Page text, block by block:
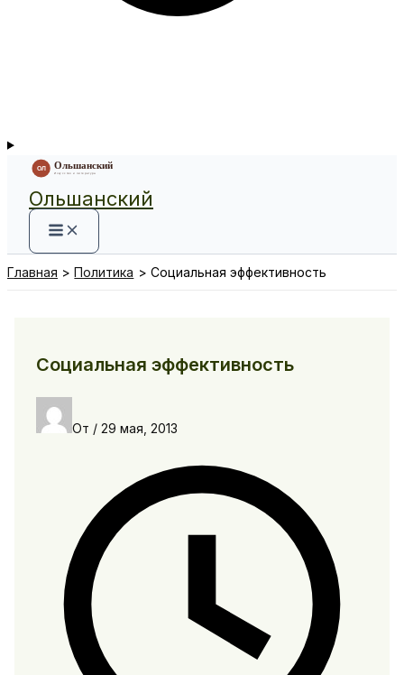
Ольшанский
Главная Политика Социальная эффективность
Социальная эффективность
От / 29 мая, 2013